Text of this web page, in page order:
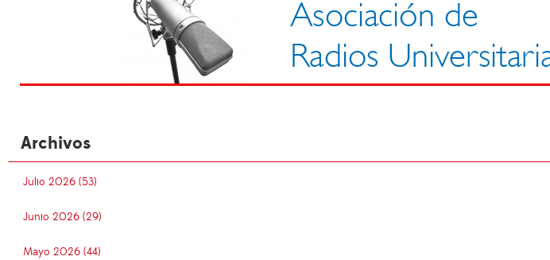
Archivos
Julio 2026 (53)
Junio 2026 (29)
Mayo 2026 (44)